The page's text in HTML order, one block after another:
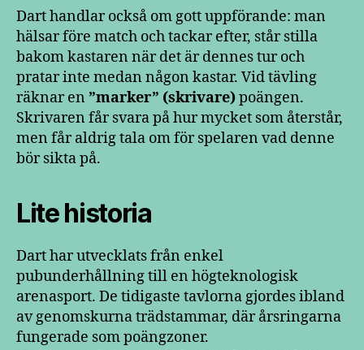
Dart handlar också om gott uppförande: man
hälsar före match och tackar efter, står stilla
bakom kastaren när det är dennes tur och
pratar inte medan någon kastar. Vid tävling
räknar en ”marker” (skrivare)poängen.
Skrivaren får svara på hur mycket som återstår,
men får aldrig tala om för spelaren vad denne
bör sikta på.
Lite historia
Dart har utvecklats från enkel
pubunderhållning till en högteknologisk
arenasport. De tidigaste tavlorna gjordes ibland
av genomskurna trädstammar, där årsringarna
fungerade som poängzoner.